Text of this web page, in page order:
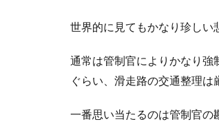
世界的に見てもかなり珍しい
通常は管制官によりかなり強
ぐらい、滑走路の交通整理は
一番思い当たるのは管制官の